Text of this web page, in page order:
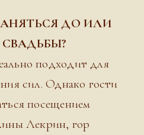
ДО ИЛИ
подходит для
сил. Однако гости
посещением
Лекрин, гор